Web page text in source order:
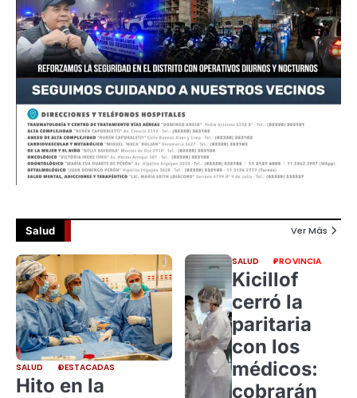
Salud Ver Más
SALUD DESTACADAS
Hito en la
SALUD PROVINCIA
Kicillof
cerró la
paritaria
con los
médicos:
cobrarán